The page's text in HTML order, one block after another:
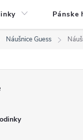
Pánske
Náušnice Guess